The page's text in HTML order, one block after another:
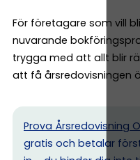
För företagare som vill
nuvarande
trygga med att allt blir
att få årsredovisningen
Prova Årsredovisning
gratis och betalar